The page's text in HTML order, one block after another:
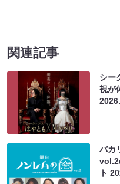
関連記事
シー
視が
バカ
vol.2
ト